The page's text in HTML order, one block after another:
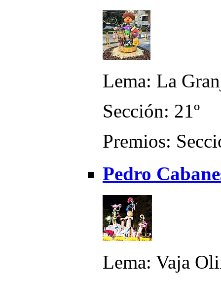
Lema: La
Sección: 21º
Premios:
Pedro
Lema: Vaja